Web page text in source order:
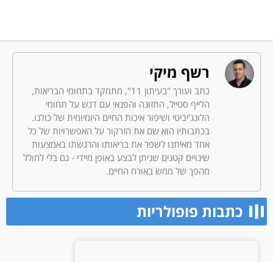
רשף מיקי
כתב ועורך "בעיתון 11", מתמקד בתחומי הבריאות,
הלייף סטייל, התזונה והפנאי עם דגש על תחומי
הלונג'יביטי ושיפור איכות החיים היומיומית של כולנו.
בכתבותיו הוא שם את הזרקור על האפשרויות של כל
אחד מאיתנו לשפר את בריאותו והרגשתו באמצעות
שינויים קטנים שניתן לבצע באופן מיידי - גם בלי לחולל
מהפך של ממש באורח החיים.
כתבות פופולריות​